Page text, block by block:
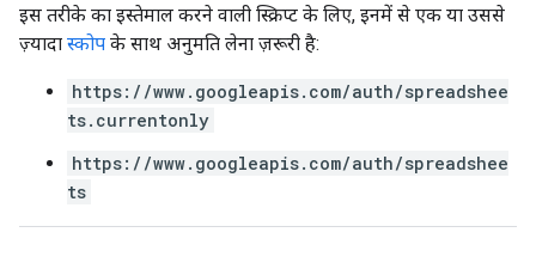
इस तरीके का इस्तेमाल करने वाली स्क्रिप्ट के लिए, इनमें से एक या उससे
ज़्यादा स्कोप के साथ अनुमति लेना ज़रूरी है:
https://www.googleapis.com/auth/spreadshee
ts.currentonly
https://www.googleapis.com/auth/spreadshee
ts